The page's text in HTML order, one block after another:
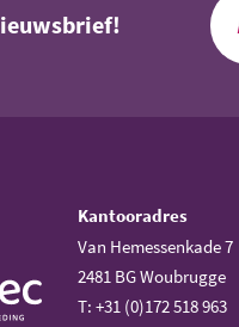
Kantooradres
Van Hemessenkade 7
2481 BG Woubrugge
T: +31 (0)172 518 963